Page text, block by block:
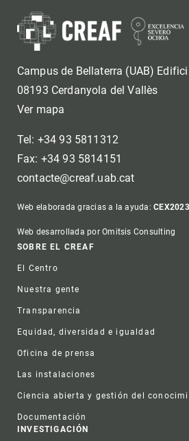
Campus de Bellaterra (UAB)
08193 Cerdanyola del Vallès
Ver mapa
Tel: +34 93 5811312
Fax: +34 93 5814151
contacte@creaf.uab.cat
Web elaborada gracias a la ayuda:
Web desarrollada por Omitsis Consulting
Footer
SOBRE EL CREAF
El Centro
Nuestra gente
Transparencia
Equidad, diversidad e igualdad
Oficina de prensa
Las instalaciones
Ciencia abierta y gestión del
Documentación
INVESTIGACIÓN